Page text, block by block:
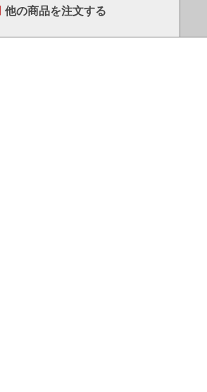
他の商品を注文する